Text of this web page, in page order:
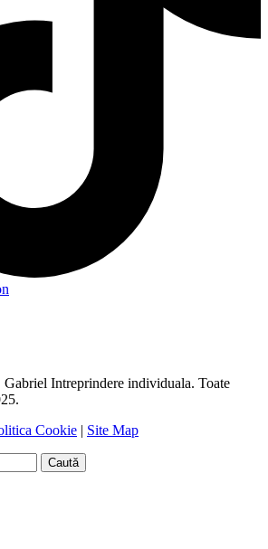
Intreprindere individuala. Toate
Cookie | Site Map
Caută